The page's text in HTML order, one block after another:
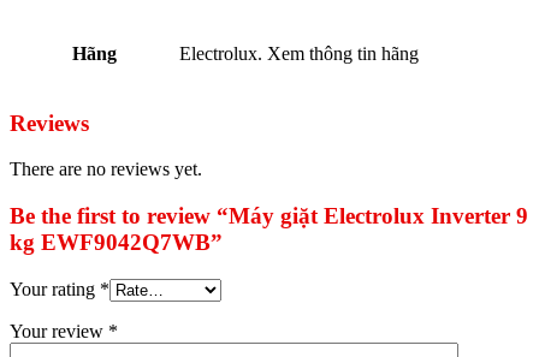
Hãng Electrolux. Xem thông tin hãng
Reviews
There are no reviews yet.
Be the first to review “Máy giặt Electrolux Inverter 9
kg EWF9042Q7WB”
Your rating *
Your review *